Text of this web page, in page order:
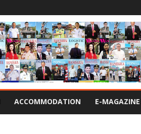
ACCOMMODATION E-MAGAZINE